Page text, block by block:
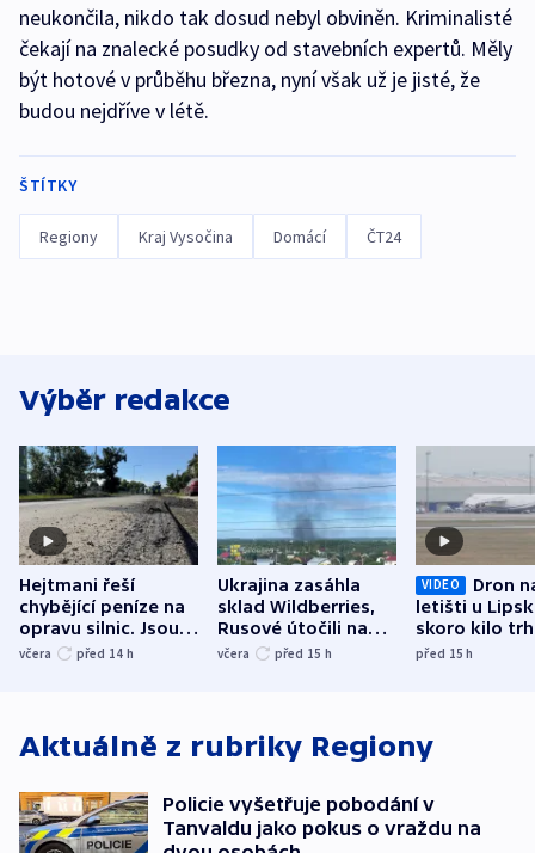
neukončila, nikdo tak dosud nebyl obviněn. Kriminalisté
čekají na znalecké posudky od stavebních expertů. Měly
být hotové v průběhu března, nyní však už je jisté, že
budou nejdříve v létě.
ŠTÍTKY
Regiony Kraj Vysočina Domácí ČT24
Výběr redakce
Hejtmani řeší
chybějící peníze na
opravu silnic. Jsou
nenárokové, namítá
včera před 14 h
Ukrajina zasáhla
sklad Wildberries,
Rusové útočili na
trh, hasiče či
včera před 15 h
VIDEO
Dron
letišti u
skoro kilo
indicie
před 15h
Aktuálně z rubriky Regiony
Policie vyšetřuje pobodání v
Tanvaldu jako pokus o vraždu na